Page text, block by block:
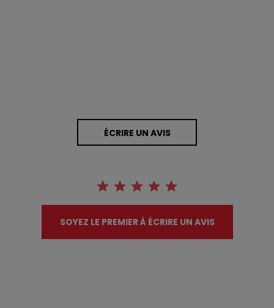
ÉCRIRE UN AVIS
SOYEZ LE PREMIER À ÉCRIRE UN AVIS